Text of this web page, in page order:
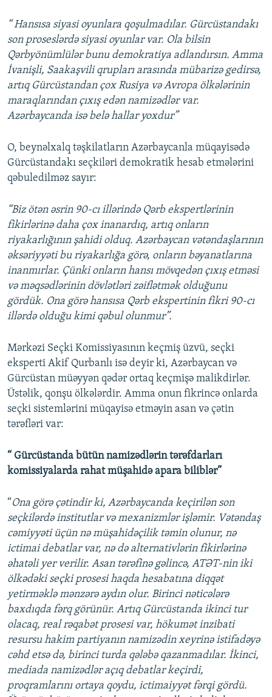
“ Hansısa siyasi oyunlara qoşulmadılar. Gürcüstandakı
son proseslərdə siyasi oyunlar var. Ola bilsin
Qərbyönümlülər bunu demokratiya adlandırsın. Amma
İvanişli, Saakaşvili qrupları arasında mübarizə gedirsə,
artıq Gürcüstandan çox Rusiya və Avropa ölkələrinin
maraqlarından çıxış edən namizədlər var.
Azərbaycanda isə belə hallar yoxdur”
O, beynəlxalq təşkilatların Azərbaycanla müqayisədə
Gürcüstandakı seçkiləri demokratik hesab etmələrini
qəbuledilməz sayır:
“Biz ötən əsrin 90-cı illərində Qərb ekspertlərinin
fikirlərinə daha çox inanardıq, artıq onların
riyakarlığının şahidi olduq. Azərbaycan vətəndaşlarının
əksəriyyəti bu riyakarlığa görə, onların bəyanatlarına
inanmırlar. Çünki onların hansı mövqedən çıxış etməsi
və məqsədlərinin dövlətləri zəiflətmək olduğunu
gördük. Ona görə hansısa Qərb ekspertinin fikri 90-cı
illərdə olduğu kimi qəbul olunmur”.
Mərkəzi Seçki Komissiyasının keçmiş üzvü, seçki
eksperti Akif Qurbanlı isə deyir ki, Azərbaycan və
Gürcüstan müəyyən qədər ortaq keçmişə malikdirlər.
Üstəlik, qonşu ölkələrdir. Amma onun fikrincə onlarda
seçki sistemlərini müqayisə etməyin asan və çətin
tərəfləri var:
“ Gürcüstanda bütün namizədlərin tərəfdarları
komissiyalarda rahat müşahidə apara biliblər”
“Ona görə çətindir ki, Azərbaycanda keçirilən son
seçkilərdə institutlar və mexanizmlər işləmir. Vətəndaş
cəmiyyəti üçün nə müşahidəçilik təmin olunur, nə
ictimai debatlar var, nə də alternativlərin fikirlərinə
əhatəli yer verilir. Asan tərəfinə gəlincə, ATƏT-nin iki
ölkədəki seçki prosesi haqda hesabatına diqqət
yetirməklə mənzərə aydın olur. Birinci nəticələrə
baxdıqda fərq görünür. Artıq Gürcüstanda ikinci tur
olacaq, real rəqabət prosesi var, hökumət inzibati
resursu hakim partiyanın namizədin xeyrinə istifadəyə
cəhd etsə də, birinci turda qələbə qazanmadılar. İkinci,
mediada namizədlər açıq debatlar keçirdi,
proqramlarını ortaya qoydu, ictimaiyyət fərqi gördü.